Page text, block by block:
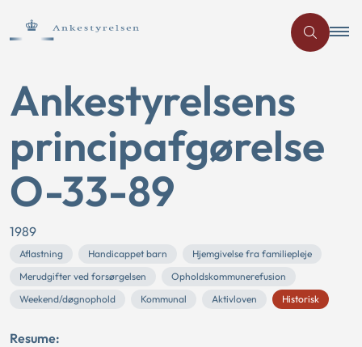
Ankestyrelsens
principafgørelse
O-33-89
1989
Aflastning Handicappet barn
Hjemgivelse fra familiepleje
Merudgifter ved forsørgelsen
Opholdskommunerefusion
Weekend/døgnophold
Kommunal Aktivloven Historisk
Resume: